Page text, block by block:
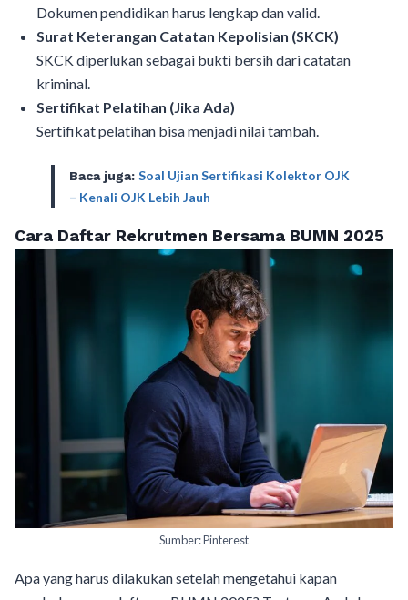
Dokumen pendidikan harus lengkap dan valid.
Surat Keterangan Catatan Kepolisian (SKCK)
SKCK diperlukan sebagai bukti bersih dari catatan
kriminal.
Sertifikat Pelatihan (Jika Ada)
Sertifikat pelatihan bisa menjadi nilai tambah.
Baca juga: Soal Ujian Sertifikasi Kolektor OJK
– Kenali OJK Lebih Jauh
Cara Daftar Rekrutmen Bersama BUMN 2025
Sumber: Pinterest
Apa yang harus dilakukan setelah mengetahui kapan